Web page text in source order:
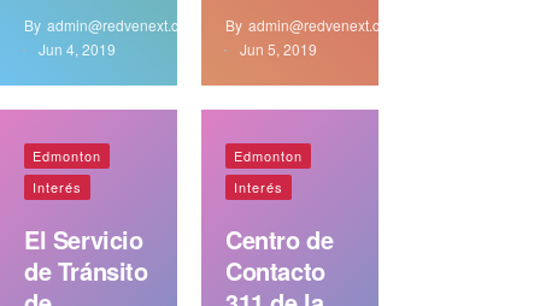
By admin@redvenext.com
Jun 4, 2019
By admin@redvenext.com
Jun 5, 2019
Edmonton
Interés
El Servicio
de Tránsito
Edmonton
Interés
Centro de
Contacto